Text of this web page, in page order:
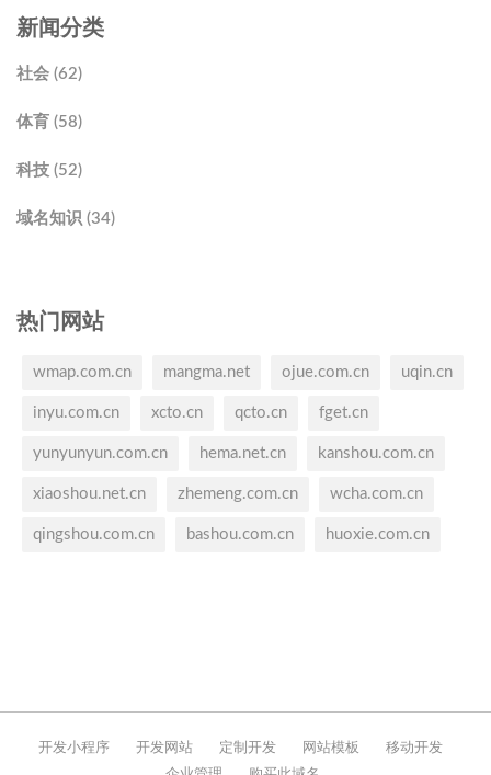
新闻分类
社会 (62)
体育 (58)
科技 (52)
域名知识 (34)
热门网站
wmap.com.cn mangma.net ojue.com.cn uqin.cn
inyu.com.cn xcto.cn qcto.cn fget.cn
yunyunyun.com.cn hema.net.cn kanshou.com.cn
xiaoshou.net.cn zhemeng.com.cn wcha.com.cn
qingshou.com.cn bashou.com.cn huoxie.com.cn
开发小程序 开发网站 定制开发 网站模板
移动开发